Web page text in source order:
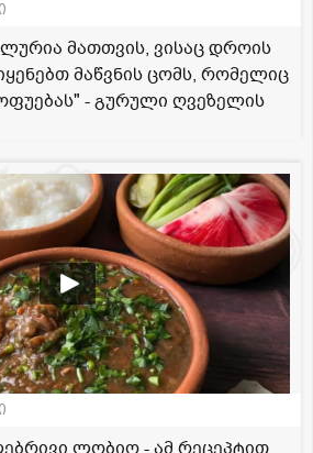
მათთვის, ვისაც დროის
მაწვნის ცომს, რომელიც
- გურული ღვეზელის
ლობიო - ამ რეცეპტით